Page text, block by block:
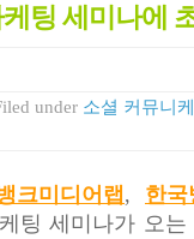
팅 세미나에
under 소셜 커뮤니
크미디어랩 , 한국
팅 세미나가 오는